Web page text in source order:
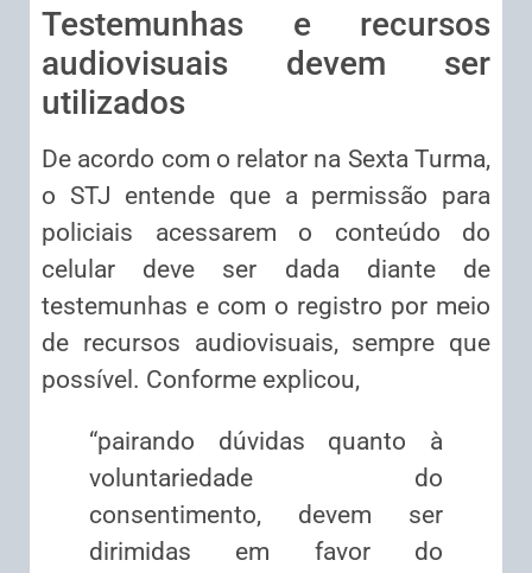
Testemunhas e recursos
audiovisuais devem ser
utilizados
De acordo com o relator na Sexta Turma,
o STJ entende que a permissão para
policiais acessarem o conteúdo do
celular deve ser dada diante de
testemunhas e com o registro por meio
de recursos audiovisuais, sempre que
possível. Conforme explicou,
“pairando dúvidas quanto à
voluntariedade do
consentimento, devem ser
dirimidas em favor do